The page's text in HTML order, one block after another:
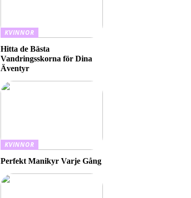
KVINNOR
Hitta de Bästa
Vandringsskorna för Dina
Äventyr
KVINNOR
Perfekt Manikyr Varje Gång